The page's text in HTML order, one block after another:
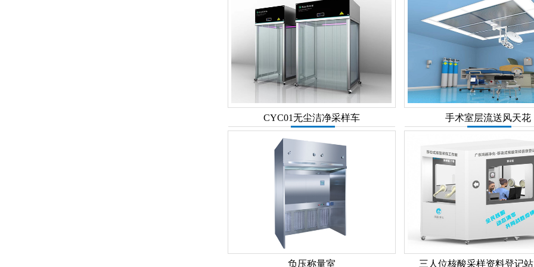
CYC01无尘洁净采样车 手术室层流送风天花
负压称量室 三人位核酸采样资料登记